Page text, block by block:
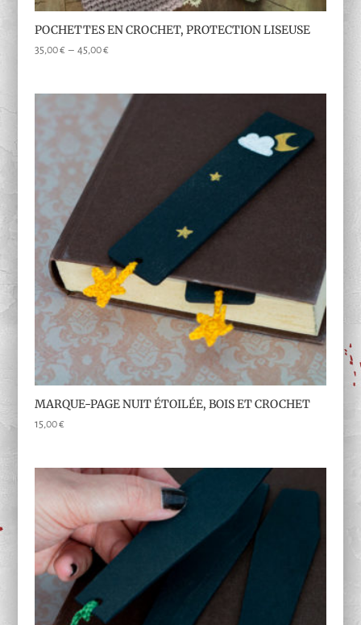
POCHETTES EN CROCHET, PROTECTION LISEUSE
35,00€ – 45,00€Plage
35,00 €
45,00 €
MARQUE-PAGE NUIT ÉTOILÉE, BOIS ET CROCHET
15,00€